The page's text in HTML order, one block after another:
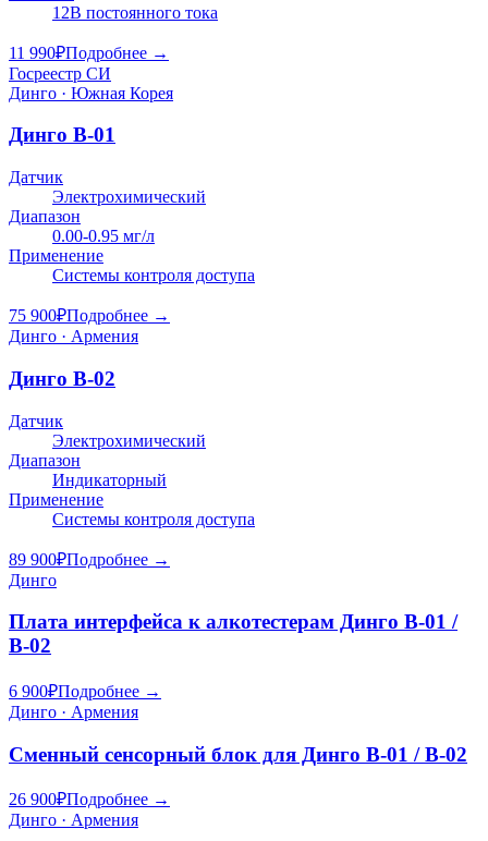
12В постоянного тока
11 990₽Подробнее →
Госреестр СИ
Динго · Южная Корея
Динго В-01
Датчик
Электрохимический
Диапазон
0.00-0.95 мг/л
Применение
Системы контроля доступа
75 900₽Подробнее →
Динго · Армения
Динго В-02
Датчик
Электрохимический
Диапазон
Индикаторный
Применение
Системы контроля доступа
89 900₽Подробнее →
Динго
Плата интерфейса к алкотестерам Динго В-01 /
В-02
6 900₽Подробнее →
Динго · Армения
Сменный сенсорный блок для Динго В-01 / В-02
26 900₽Подробнее →
Динго · Армения